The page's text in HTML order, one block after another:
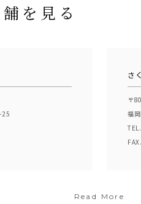
を見る
25
さ
〒
福
Read More